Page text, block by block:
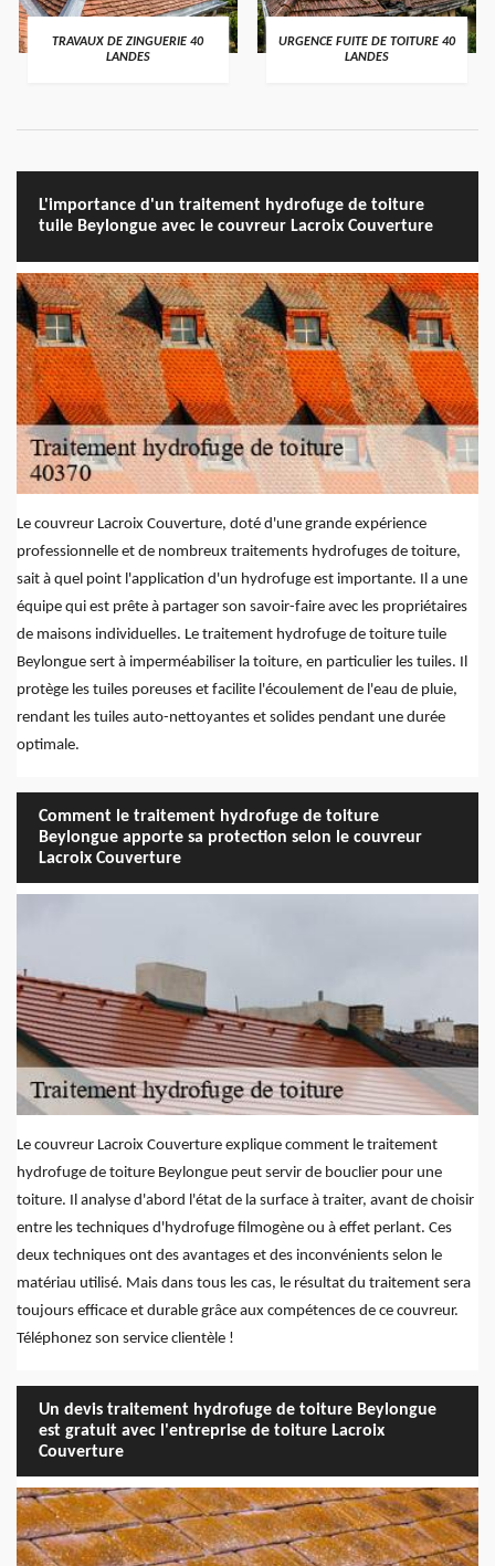
TRAVAUX DE ZINGUERIE 40
LANDES
URGENCE FUITE DE TOITURE 40
LANDES
L'importance d'un traitement hydrofuge de toiture
tuile Beylongue avec le couvreur Lacroix Couverture
Le couvreur Lacroix Couverture, doté d'une grande expérience
professionnelle et de nombreux traitements hydrofuges de toiture,
sait à quel point l'application d'un hydrofuge est importante. Il a une
équipe qui est prête à partager son savoir-faire avec les propriétaires
de maisons individuelles. Le traitement hydrofuge de toiture tuile
Beylongue sert à imperméabiliser la toiture, en particulier les tuiles. Il
protège les tuiles poreuses et facilite l'écoulement de l'eau de pluie,
rendant les tuiles auto-nettoyantes et solides pendant une durée
optimale.
Comment le traitement hydrofuge de toiture
Beylongue apporte sa protection selon le couvreur
Lacroix Couverture
Le couvreur Lacroix Couverture explique comment le traitement
hydrofuge de toiture Beylongue peut servir de bouclier pour une
toiture. Il analyse d'abord l'état de la surface à traiter, avant de choisir
entre les techniques d'hydrofuge filmogène ou à effet perlant. Ces
deux techniques ont des avantages et des inconvénients selon le
matériau utilisé. Mais dans tous les cas, le résultat du traitement sera
toujours efficace et durable grâce aux compétences de ce couvreur.
Téléphonez son service clientèle !
Un devis traitement hydrofuge de toiture Beylongue
est gratuit avec l'entreprise de toiture Lacroix
Couverture